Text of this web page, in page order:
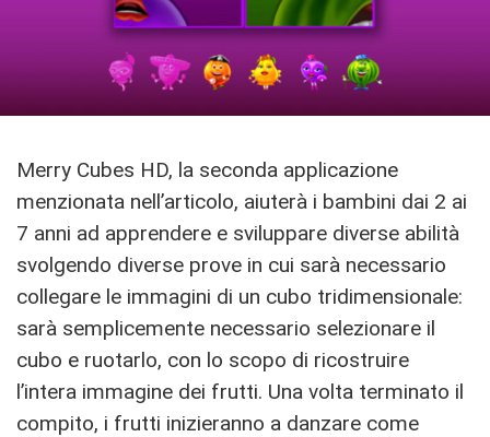
Merry Cubes HD, la seconda applicazione
menzionata nell’articolo, aiuterà i bambini dai 2 ai
7 anni ad apprendere e sviluppare diverse abilità
svolgendo diverse prove in cui sarà necessario
collegare le immagini di un cubo tridimensionale:
sarà semplicemente necessario selezionare il
cubo e ruotarlo, con lo scopo di ricostruire
l’intera immagine dei frutti. Una volta terminato il
compito, i frutti inizieranno a danzare come